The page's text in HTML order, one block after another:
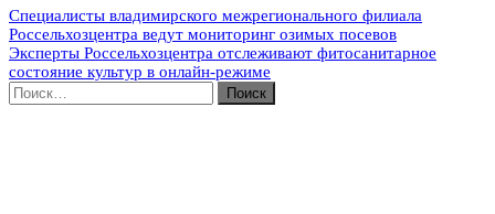
Навигация
по
записям
Специалисты владимирского межрегионального филиала
Россельхозцентра ведут мониторинг озимых посевов
Эксперты Россельхозцентра отслеживают фитосанитарное
состояние культур в онлайн-режиме
Найти: